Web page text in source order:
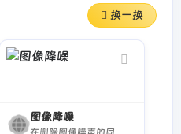
换一换
图像降噪